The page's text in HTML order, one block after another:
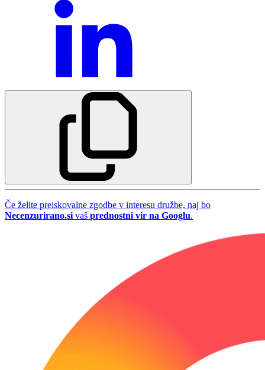
Če želite preiskovalne zgodbe v interesu družbe, naj bo
Necenzurirano.si vaš prednostni vir na Googlu.